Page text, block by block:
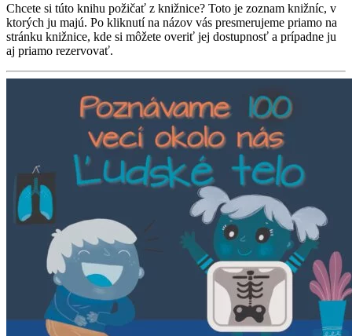
Chcete si túto knihu požičať z knižnice? Toto je zoznam knižníc, v
ktorých ju majú. Po kliknutí na názov vás presmerujeme priamo na
stránku knižnice, kde si môžete overiť jej dostupnosť a prípadne ju
aj priamo rezervovať.